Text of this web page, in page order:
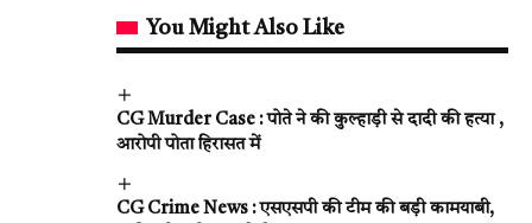
You Might Also Like
CG Murder Case : पोते ने की कुल्हाड़ी से दादी की हत्या ,
आरोपी पोता हिरासत में
CG Crime News : एसएसपी की टीम की बड़ी कामयाबी,